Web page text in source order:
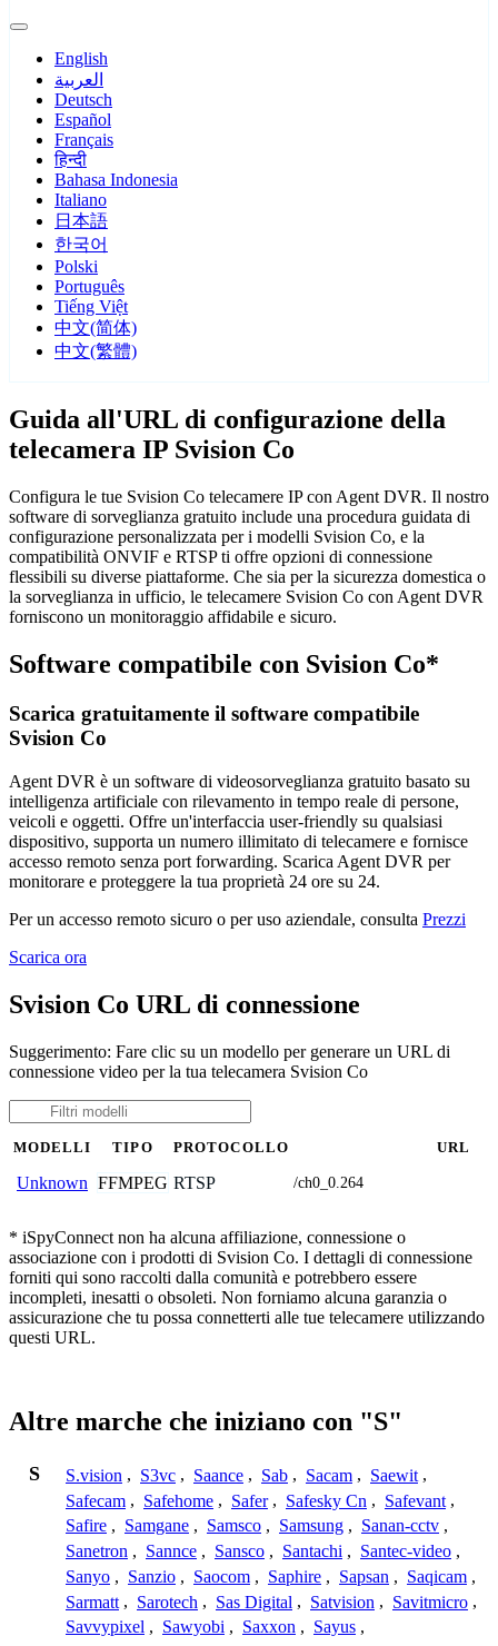
English
العربية
Deutsch
Español
Français
हिन्दी
Bahasa Indonesia
Italiano
日本語
한국어
Polski
Português
Tiếng Việt
中文(简体)
中文(繁體)
Guida all'URL di configurazione della
telecamera IP Svision Co
Configura le tue Svision Co telecamere IP con Agent DVR. Il nostro
software di sorveglianza gratuito include una procedura guidata di
configurazione personalizzata per i modelli Svision Co, e la
compatibilità ONVIF e RTSP ti offre opzioni di connessione
flessibili su diverse piattaforme. Che sia per la sicurezza domestica o
la sorveglianza in ufficio, le telecamere Svision Co con Agent DVR
forniscono un monitoraggio affidabile e sicuro.
Software compatibile con Svision Co*
Scarica gratuitamente il software compatibile
Svision Co
Agent DVR è un software di videosorveglianza gratuito basato su
intelligenza artificiale con rilevamento in tempo reale di persone,
veicoli e oggetti. Offre un'interfaccia user-friendly su qualsiasi
dispositivo, supporta un numero illimitato di telecamere e fornisce
accesso remoto senza port forwarding. Scarica Agent DVR per
monitorare e proteggere la tua proprietà 24 ore su 24.
Per un accesso remoto sicuro o per uso aziendale, consulta Prezzi
Scarica ora
Svision Co URL di connessione
Suggerimento: Fare clic su un modello per generare un URL di
connessione video per la tua telecamera Svision Co
MODELLI TIPO PROTOCOLLO URL
Unknown FFMPEG RTSP /ch0_0.264
* iSpyConnect non ha alcuna affiliazione, connessione o
associazione con i prodotti di Svision Co. I dettagli di connessione
forniti qui sono raccolti dalla comunità e potrebbero essere
incompleti, inesatti o obsoleti. Non forniamo alcuna garanzia o
assicurazione che tu possa connetterti alle tue telecamere utilizzando
questi URL.
Altre marche che iniziano con "S"
S S.vision , S3vc , Saance , Sab , Sacam , Saewit ,
Safecam , Safehome , Safer , Safesky Cn , Safevant ,
Safire , Samgane , Samsco , Samsung , Sanan-cctv ,
Sanetron , Sannce , Sansco , Santachi , Santec-video ,
Sanyo , Sanzio , Saocom , Saphire , Sapsan , Saqicam ,
Sarmatt , Sarotech , Sas Digital , Satvision , Savitmicro ,
Savvypixel , Sawyobi , Saxxon , Sayus ,